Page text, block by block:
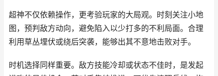
超神不仅依赖操作，更考验玩家的大局观。时刻关注小地
图，预判敌方动向，避免陷入以少打多的不利局面。合理
利用草丛埋伏或绕后突袭，能够出其不意地击败对手。
时机选择同样重要。敌方技能冷却或状态不佳时，是发起